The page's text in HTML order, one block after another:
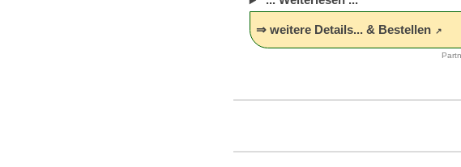
⇒ weitere Details... & Bestellen